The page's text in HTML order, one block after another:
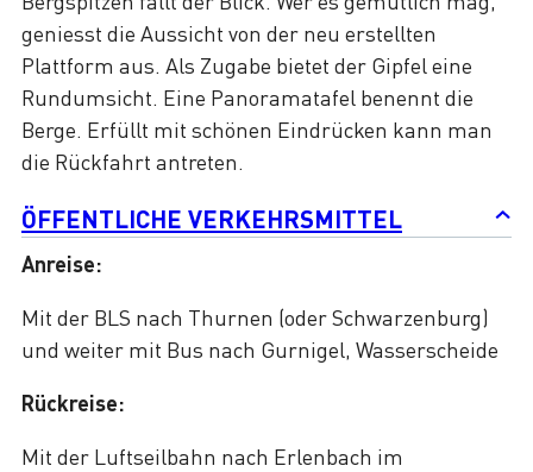
geniesst die Aussicht von der neu erstellten
Plattform aus. Als Zugabe bietet der Gipfel eine
Rundumsicht. Eine Panoramatafel benennt die
Berge. Erfüllt mit schönen Eindrücken kann man
die Rückfahrt antreten.
ÖFFENTLICHE VERKEHRSMITTEL
Anreise:
Mit der BLS nach Thurnen (oder Schwarzenburg)
und weiter mit Bus nach Gurnigel, Wasserscheide
Rückreise:
Mit der Luftseilbahn nach Erlenbach im